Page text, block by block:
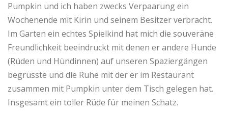
Pumpkin und ich haben zwecks Verpaarung ein
Wochenende mit Kirin und seinem Besitzer verbracht.
Im Garten ein echtes Spielkind hat mich die souveräne
Freundlichkeit beeindruckt mit denen er andere Hunde
(Rüden und Hündinnen) auf unseren Spaziergängen
begrüsste und die Ruhe mit der er im Restaurant
zusammen mit Pumpkin unter dem Tisch gelegen hat.
Insgesamt ein toller Rüde für meinen Schatz.